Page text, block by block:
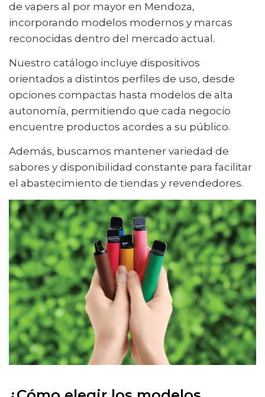
de vapers al por mayor en Mendoza,
incorporando modelos modernos y marcas
reconocidas dentro del mercado actual.
Nuestro catálogo incluye dispositivos
orientados a distintos perfiles de uso, desde
opciones compactas hasta modelos de alta
autonomía, permitiendo que cada negocio
encuentre productos acordes a su público.
Además, buscamos mantener variedad de
sabores y disponibilidad constante para facilitar
el abastecimiento de tiendas y revendedores.